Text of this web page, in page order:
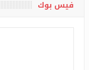
فيس بوك